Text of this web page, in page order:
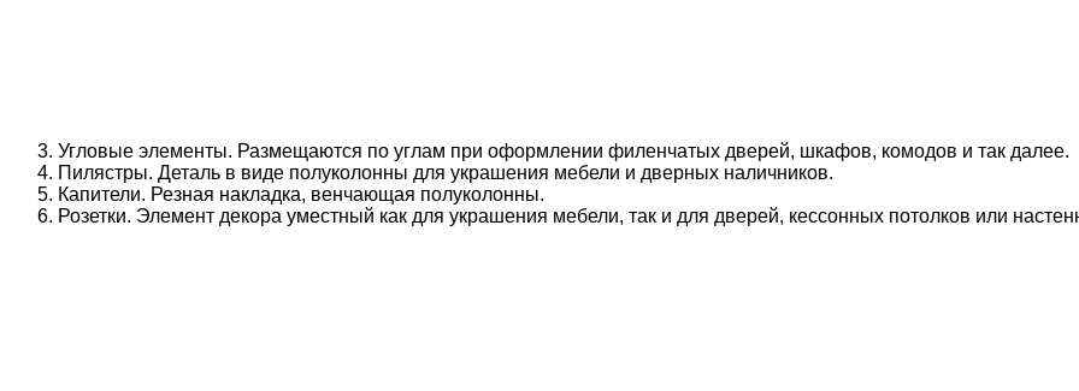
Угловые элементы. Размещаются по углам при оформлении филенчатых дверей, шкафов, комодов и так далее.
Пилястры. Деталь в виде полуколонны для украшения мебели и дверных наличников.
Капители. Резная накладка, венчающая полуколонны.
Розетки. Элемент декора уместный как для украшения мебели, так и для дверей, кессонных потолков или